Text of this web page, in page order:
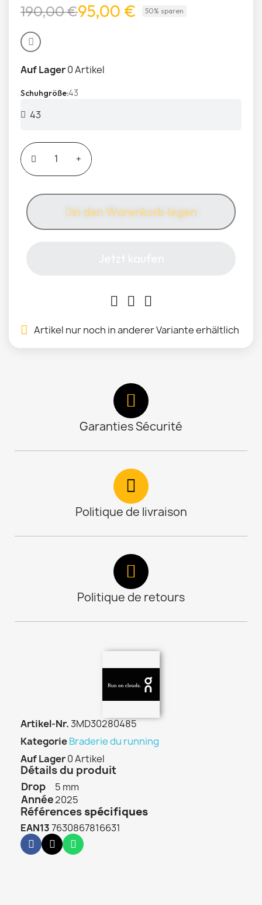
190,00 €95,00 € 50% sparen
Auf Lager0 Artikel
Schuhgröße43
in den Warenkorb legen
Artikel nur noch in anderer Variante erhältlich
Garanties Sécurité
Politique de livraison
Politique de retours
Artikel-Nr.3MD30280485
KategorieBraderie du running
Auf Lager0 Artikel
Détails du produit
Drop 5 mm
Année2025
Références spécifiques
EAN137630867816631